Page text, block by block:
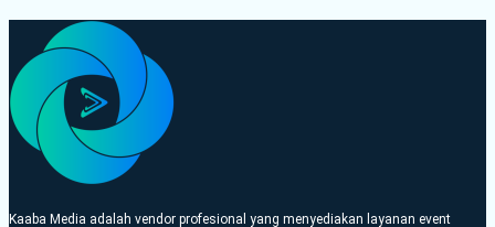
Kaaba Media adalah vendor profesional yang menyediakan layanan event